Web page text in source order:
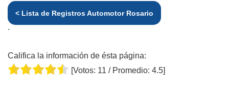
< Lista de Registros Automotor Rosario
.
Califica la información de ésta página:
[Votos: 11 / Promedio: 4.5]